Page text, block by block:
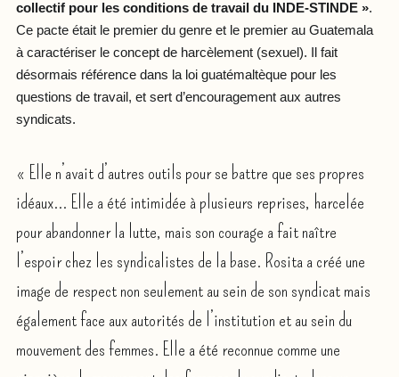
collectif pour les conditions de travail du INDE-STINDE ».
Ce pacte était le premier du genre et le premier au Guatemala
à caractériser le concept de harcèlement (sexuel). Il fait
désormais référence dans la loi guatémaltèque pour les
questions de travail, et sert d’encouragement aux autres
syndicats.
« Elle n’avait d’autres outils pour se battre que ses propres
idéaux... Elle a été intimidée à plusieurs reprises, harcelée
pour abandonner la lutte, mais son courage a fait naître
l’espoir chez les syndicalistes de la base. Rosita a créé une
image de respect non seulement au sein de son syndicat mais
également face aux autorités de l’institution et au sein du
mouvement des femmes. Elle a été reconnue comme une